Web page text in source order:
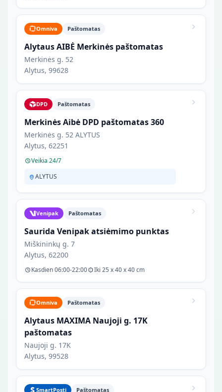
Omniva Paštomatas
Alytaus AIBĖ Merkinės paštomatas
Merkinės g. 52
Alytus, 99628
DPD Paštomatas
Merkinės Aibė DPD paštomatas 360
Merkinės g. 52 ALYTUS
Alytus, 62251
Veikia 24/7
ALYTUS
Venipak Paštomatas
Saurida Venipak atsiėmimo punktas
Miškininkų g. 7
Alytus, 62200
Kasdien 06:00-22:00 Iki 25 x 40 x 40 cm
Omniva Paštomatas
Alytaus MAXIMA Naujoji g. 17K
paštomatas
Naujoji g. 17K
Alytus, 99528
SmartPosti Paštomatas